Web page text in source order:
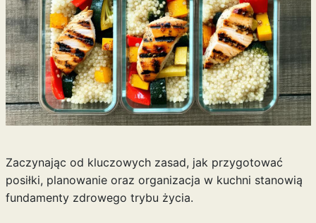
Zaczynając od kluczowych zasad, jak przygotować
posiłki, planowanie oraz organizacja w kuchni stanowią
fundamenty zdrowego trybu życia.